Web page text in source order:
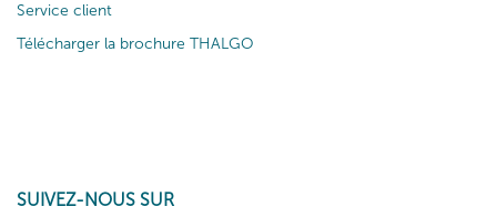
Service client
Télécharger la brochure THALGO
SUIVEZ-NOUS SUR